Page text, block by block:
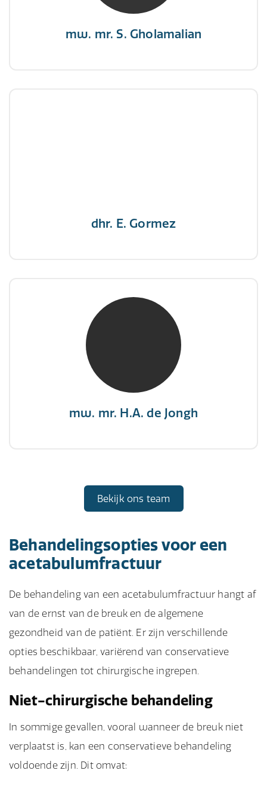
mw. mr. S. Gholamalian
dhr. E. Gormez
mw. mr. H.A. de Jongh
mw. mr. H.A. de Jongh
NIVRE Register-Expert
"There is no elevator to succes, you need to
Bekijk ons team
Behandelingsopties voor een
acetabulumfractuur
De behandeling van een acetabulumfractuur hangt af
van de ernst van de breuk en de algemene
gezondheid van de patiënt. Er zijn verschillende
opties beschikbaar, variërend van conservatieve
behandelingen tot chirurgische ingrepen.
Niet-chirurgische behandeling
In sommige gevallen, vooral wanneer de breuk niet
verplaatst is, kan een conservatieve behandeling
voldoende zijn. Dit omvat: